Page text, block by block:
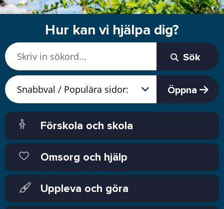
Hur kan vi hjälpa dig?
Sök
Öppna
Förskola och skola
Omsorg och hjälp
Uppleva och göra